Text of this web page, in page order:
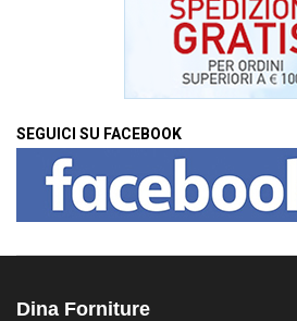
SEGUICI SU FACEBOOK
Dina Forniture